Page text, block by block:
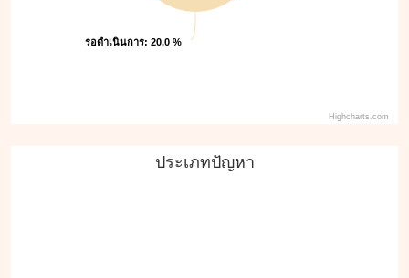
รอดำเนินการ: 20.0 %
รอดำเนินการ: 20.0 %
Highcharts.com
ประเภทปัญหา